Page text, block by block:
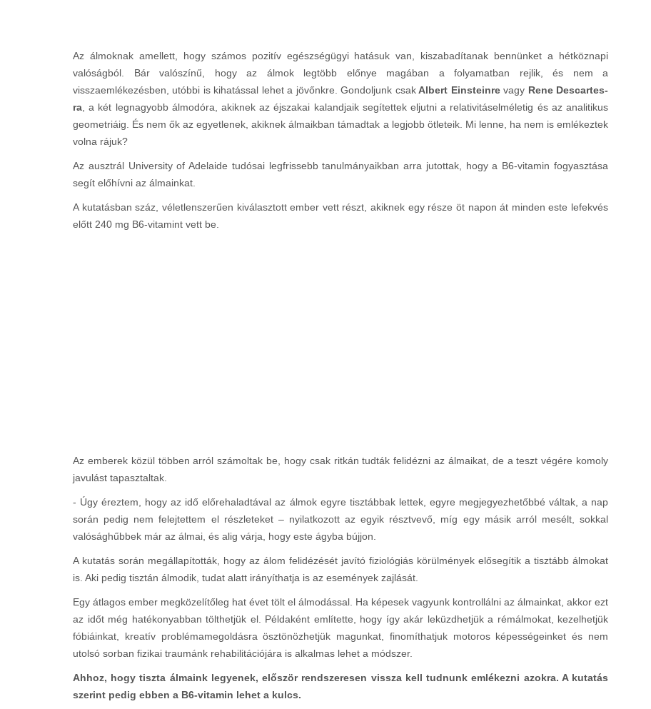
Az álmoknak amellett, hogy számos pozitív egészségügyi hatásuk van, kiszabadítanak bennünket a hétköznapi
valóságból. Bár valószínű, hogy az álmok legtöbb előnye magában a folyamatban rejlik, és nem a
visszaemlékezésben, utóbbi is kihatással lehet a jövőnkre. Gondoljunk csakAlbert Einsteinrevagy Rene Descartes-
ra , a két legnagyobb álmodóra, akiknek az éjszakai kalandjaik segítettek eljutni a relativitáselméletig és az analitikus
geometriáig. És nem ők az egyetlenek, akiknek álmaikban támadtak a legjobb ötleteik. Mi lenne, ha nem is emlékeztek
volna rájuk?
Az ausztrál University of Adelaide tudósai legfrissebb tanulmányaikban arra jutottak, hogy a B6-vitamin fogyasztása
segít előhívni az álmainkat.
A kutatásban száz, véletlenszerűen kiválasztott ember vett részt, akiknek egy része öt napon át minden este lefekvés
előtt 240 mg B6-vitamint vett be.
Az emberek közül többen arról számoltak be, hogy csak ritkán tudták felidézni az álmaikat, de a teszt végére komoly
javulást tapasztaltak.
- Úgy éreztem, hogy az idő előrehaladtával az álmok egyre tisztábbak lettek, egyre megjegyezhetőbbé váltak, a nap
során pedig nem felejtettem el részleteket – nyilatkozott az egyik résztvevő, míg egy másik arról mesélt, sokkal
valósághűbbek már az álmai, és alig várja, hogy este ágyba bújjon.
A kutatás során megállapították, hogy az álom felidézését javító fiziológiás körülmények elősegítik a tisztább álmokat
is. Aki pedig tisztán álmodik, tudat alatt irányíthatja is az események zajlását.
Egy átlagos ember megközelítőleg hat évet tölt el álmodással. Ha képesek vagyunk kontrollálni az álmainkat, akkor ezt
az időt még hatékonyabban tölthetjük el. Példaként említette, hogy így akár leküzdhetjük a rémálmokat, kezelhetjük
fóbiáinkat, kreatív problémamegoldásra ösztönözhetjük magunkat, finomíthatjuk motoros képességeinket és nem
utolsó sorban fizikai traumánk rehabilitációjára is alkalmas lehet a módszer.
Ahhoz, hogy tiszta álmaink legyenek, először rendszeresen vissza kell tudnunk emlékezni azokra. A kutatás
szerint pedig ebben a B6-vitamin lehet a kulcs.